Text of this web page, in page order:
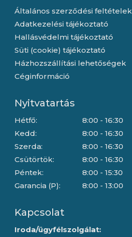
Általános szerződési feltételek
Adatkezelési tájékoztató
Hallásvédelmi tájékoztató
Süti (cookie) tájékoztató
Házhozszállítási lehetőségek
Céginformáció
Nyitvatartás
Hétfő:
Kedd:
Szerda:
Csütörtök:
Péntek:
Garancia (P):
8:00 - 16:30
8:00 - 16:30
8:00 - 16:30
8:00 - 16:30
8:00 - 15:30
8:00 - 13:00
Kapcsolat
Iroda/ügyfélszolgálat: